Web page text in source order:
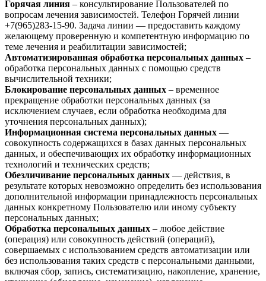
Горячая линия – консультирование Пользователей по
вопросам лечения зависимостей. Телефон Горячей линии
+7(965)283-15-90. Задача линии — предоставить каждому
желающему проверенную и компетентную информацию по
теме лечения и реабилитации зависимостей;
Автоматизированная обработка персональных данных –
обработка персональных данных с помощью средств
вычислительной техники;
Блокирование персональных данных – временное
прекращение обработки персональных данных (за
исключением случаев, если обработка необходима для
уточнения персональных данных);
Информационная система персональных данных —
совокупность содержащихся в базах данных персональных
данных, и обеспечивающих их обработку информационных
технологий и технических средств;
Обезличивание персональных данных — действия, в
результате которых невозможно определить без использования
дополнительной информации принадлежность персональных
данных конкретному Пользователю или иному субъекту
персональных данных;
Обработка персональных данных – любое действие
(операция) или совокупность действий (операций),
совершаемых с использованием средств автоматизации или
без использования таких средств с персональными данными,
включая сбор, запись, систематизацию, накопление, хранение,